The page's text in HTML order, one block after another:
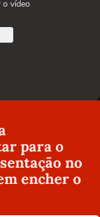
o vídeo
para o
no
encher o